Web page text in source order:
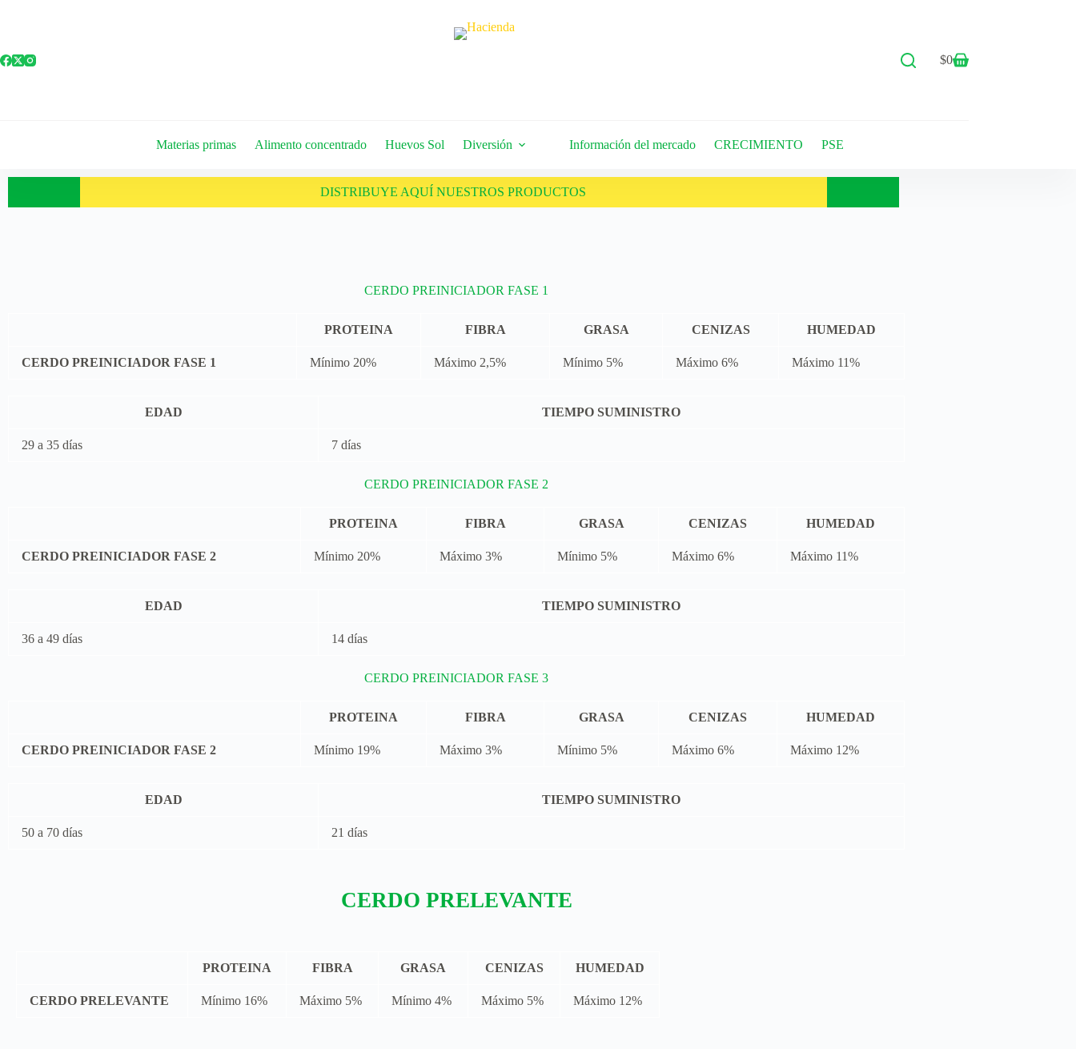
$0
Materias primas Alimento concentrado Huevos Sol Diversión Información del mercado CRECIMIENTO PSE
DISTRIBUYE AQUÍ NUESTROS PRODUCTOS
CERDO PREINICIADOR FASE 1
PROTEINA FIBRA GRASA CENIZAS HUMEDAD
CERDO PREINICIADOR FASE 1​ Mínimo 20% Máximo 2,5% Mínimo 5% Máximo 6% Máximo 11%
EDAD TIEMPO SUMINISTRO
29 a 35 días 7 días
CERDO PREINICIADOR FASE 2
PROTEINA FIBRA GRASA CENIZAS HUMEDAD
CERDO PREINICIADOR FASE 2​ Mínimo 20% Máximo 3% Mínimo 5% Máximo 6% Máximo 11%
EDAD TIEMPO SUMINISTRO
36 a 49 días 14 días
CERDO PREINICIADOR FASE 3
PROTEINA FIBRA GRASA CENIZAS HUMEDAD
CERDO PREINICIADOR FASE 2​ Mínimo 19% Máximo 3% Mínimo 5% Máximo 6% Máximo 12%
EDAD TIEMPO SUMINISTRO
50 a 70 días 21 días
CERDO PRELEVANTE
PROTEINA FIBRA GRASA CENIZAS HUMEDAD
CERDO PRELEVANTE Mínimo 16% Máximo 5% Mínimo 4% Máximo 5% Máximo 12%